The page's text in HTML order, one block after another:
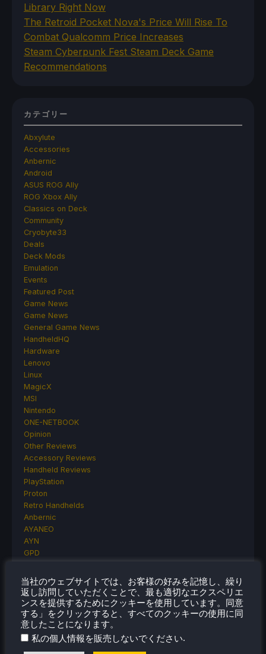
Library Right Now
The Retroid Pocket Nova's Price Will Rise To
Combat Qualcomm Price Increases
Steam Cyberpunk Fest Steam Deck Game
Recommendations
カテゴリー
Abxylute
Accessories
Anbernic
Android
ASUS ROG Ally
ROG Xbox Ally
Classics on Deck
Community
Cryobyte33
Deals
Deck Mods
Emulation
Events
Featured Post
Game News
Game News
General Game News
HandheldHQ
Hardware
Lenovo
Linux
MagicX
MSI
Nintendo
ONE-NETBOOK
Opinion
Other Reviews
Accessory Reviews
Handheld Reviews
PlayStation
Proton
Retro Handhelds
Anbernic
AYANEO
AYN
GPD
MANGMI
Miyoo
Retroid
Rumors
TrimUI
SDHQ
当社のウェブサイトでは、お客様の好みを記憶し、繰り
返し訪問していただくことで、最も適切なエクスペリエ
ンスを提供するためにクッキーを使用しています。同意
する」をクリックすると、すべてのクッキーの使用に同
意したことになります。
私の個人情報を販売しないでください.